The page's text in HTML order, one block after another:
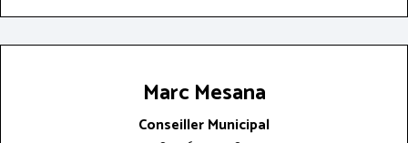
Marc Mesana
Conseiller Municipal